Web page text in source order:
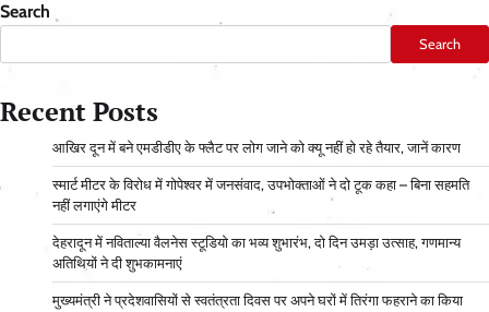
Search
Search
Recent Posts
आ​खिर दून में बने एमडीडीए के फ्लैट पर लोग जाने को क्यू नहीं हो रहे तैयार, जानें कारण
स्मार्ट मीटर के विरोध में गोपेश्वर में जनसंवाद, उपभोक्ताओं ने दो टूक कहा – बिना सहमति
नहीं लगाएंगे मीटर
देहरादून में नविताल्या वैलनेस स्टूडियो का भव्य शुभारंभ, दो दिन उमड़ा उत्साह, गणमान्य
अतिथियों ने दी शुभकामनाएं
मुख्यमंत्री ने प्रदेशवासियों से स्वतंत्रता दिवस पर अपने घरों में तिरंगा फहराने का किया